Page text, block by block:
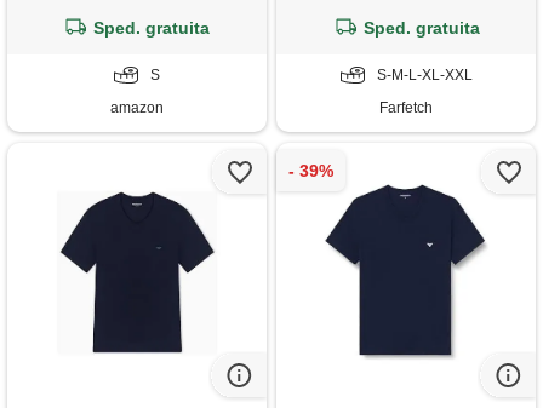
Sped. gratuita
S
amazon
Sped. gratuita
S-M-L-XL-XXL
Farfetch